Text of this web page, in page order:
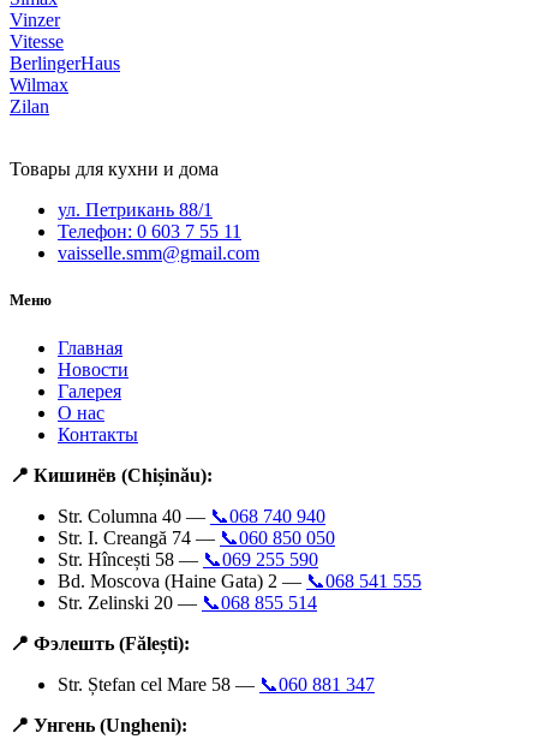
Vinzer
Vitesse
BerlingerHaus
Wilmax
Zilan
Товары для кухни и дома
ул. Петрикань 88/1
Телефон: 0 603 7 55 11
vaisselle.smm@gmail.com
Меню
Главная
Новости
Галерея
О нас
Контакты
📍 Кишинёв (Chișinău):
Str. Columna 40 — 📞068 740 940
Str. I. Creangă 74 — 📞060 850 050
Str. Hîncești 58 — 📞069 255 590
Bd. Moscova (Haine Gata) 2 — 📞068 541 555
Str. Zelinski 20 — 📞068 855 514
📍 Фэлешть (Fălești):
Str. Ștefan cel Mare 58 — 📞060 881 347
📍 Унгень (Ungheni):